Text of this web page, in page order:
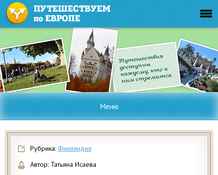
Меню
Рубрика: Финляндия
Автор: Татьяна Исаева